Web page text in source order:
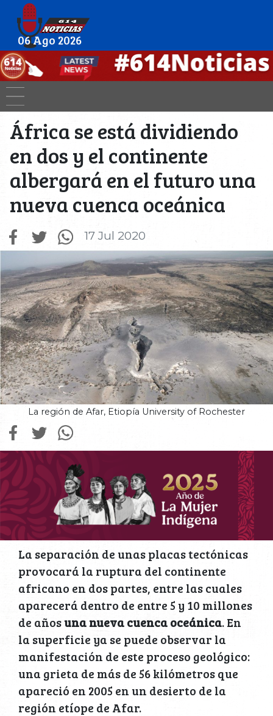
06 Ago 2026
África se está dividiendo
en dos y el continente
albergará en el futuro una
nueva cuenca oceánica
17 Jul 2020
La región de Afar, Etiopía University of Rochester
La separación de unas placas tectónicas
provocará la ruptura del continente
africano en dos partes, entre las cuales
aparecerá dentro de entre 5 y 10 millones
de añosuna nueva cuenca oceánica. En
la superficie ya se puede observar la
manifestación de este proceso geológico:
una grieta de más de 56 kilómetros que
apareció en 2005 en un desierto de la
región etíope de Afar.